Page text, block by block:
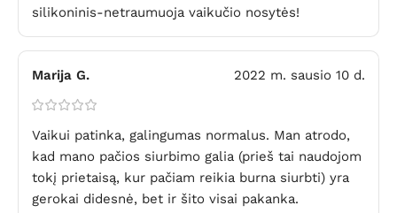
silikoninis-netraumuoja vaikučio nosytės!
Marija G. 2022 m. sausio 10 d.
Vaikui patinka, galingumas normalus. Man atrodo,
kad mano pačios siurbimo galia (prieš tai naudojom
tokį prietaisą, kur pačiam reikia burna siurbti) yra
gerokai didesnė, bet ir šito visai pakanka.